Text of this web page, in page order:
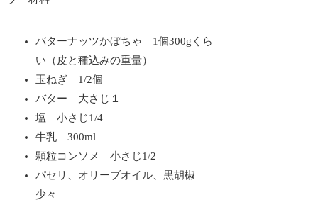
バターナッツかぼちゃ 1個300gくら
い（皮と種込みの重量）
玉ねぎ 1/2個
バター 大さじ１
塩 小さじ1/4
牛乳 300ml
顆粒コンソメ 小さじ1/2
パセリ、オリーブオイル、黒胡椒
少々